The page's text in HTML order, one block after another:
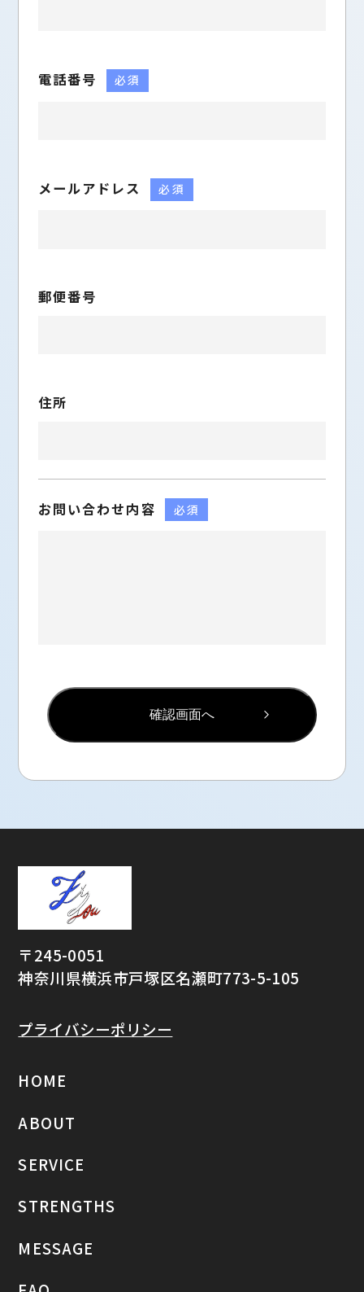
電話番号 必須
メールアドレス 必須
郵便番号
住所
お問い合わせ内容 必須
確認画面へ
〒245-0051
神奈川県横浜市戸塚区名瀬町773-5-105
プライバシーポリシー
HOME
ABOUT
SERVICE
STRENGTHS
MESSAGE